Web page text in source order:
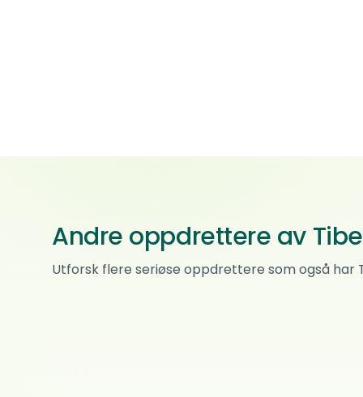
Andre oppdrettere av
Utforsk flere seriøse oppdrettere som også har
Sunshine Of Magic
Tibetansk spaniel · Boxer